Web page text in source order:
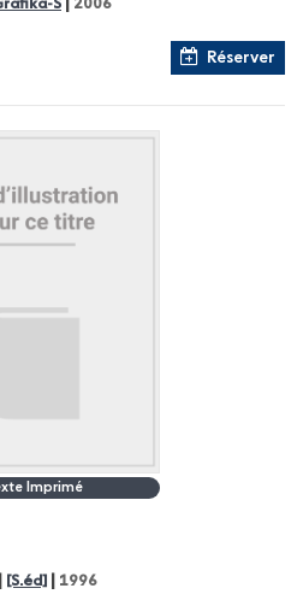
S 2006
Réserver
Imprimé
[S.éd] 1996